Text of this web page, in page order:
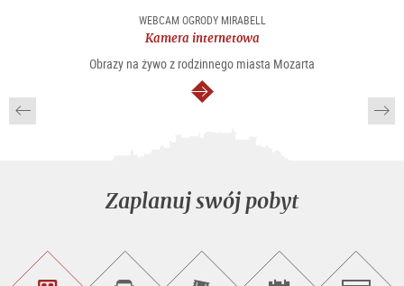
WEBCAM OGRODY MIRABELL
Kamera internetowa
Obrazy na żywo z rodzinnego miasta Mozarta
dalej
Zaplanuj swój pobyt